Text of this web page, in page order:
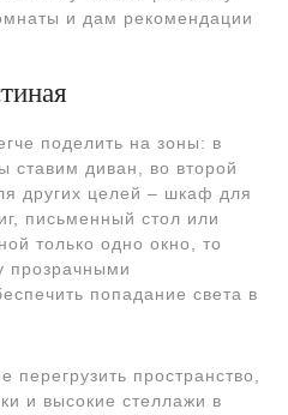
и дам рекомендации
поделить на зоны: в
ставим диван, во второй
других целей – шкаф для
письменный стол или
только одно окно, то
прозрачными
попадание света в
перегрузить пространство,
и высокие стеллажи в